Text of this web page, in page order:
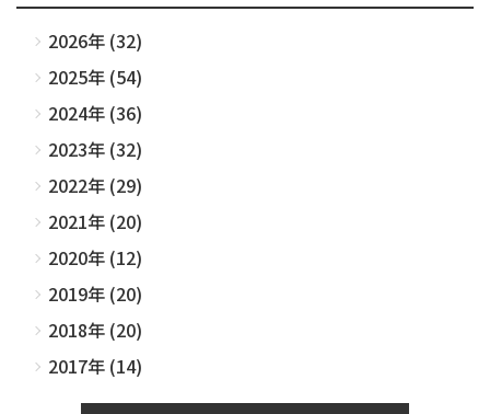
2026年 (32)
2025年 (54)
2024年 (36)
2023年 (32)
2022年 (29)
2021年 (20)
2020年 (12)
2019年 (20)
2018年 (20)
2017年 (14)